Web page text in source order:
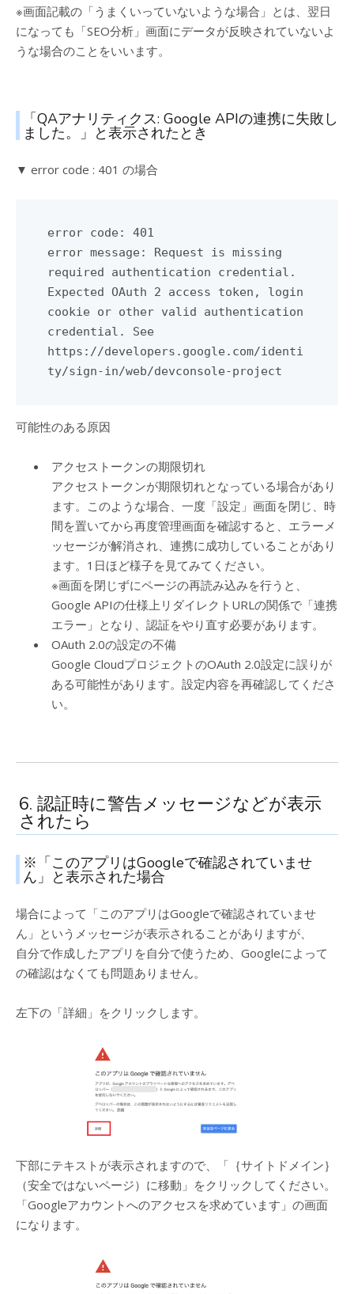
※画面記載の「うまくいっていないような場合」とは、翌日
になっても「SEO分析」画面にデータが反映されていないよ
うな場合のことをいいます。
「QAアナリティクス: Google APIの連携に失敗し
ました。」と表示されたとき
▼ error code : 401 の場合
error code: 401
error message: Request is missing
required authentication credential.
Expected OAuth 2 access token, login
cookie or other valid authentication
credential. See
https://developers.google.com/identi
ty/sign-in/web/devconsole-project
可能性のある原因
アクセストークンの期限切れ
アクセストークンが期限切れとなっている場合があり
ます。このような場合、一度「設定」画面を閉じ、時
間を置いてから再度管理画面を確認すると、エラーメ
ッセージが解消され、連携に成功していることがあり
ます。1日ほど様子を見てみてください。
※画面を閉じずにページの再読み込みを行うと、
Google APIの仕様上リダイレクトURLの関係で「連携
エラー」となり、認証をやり直す必要があります。
OAuth 2.0の設定の不備
Google CloudプロジェクトのOAuth 2.0設定に誤りが
ある可能性があります。設定内容を再確認してくださ
い。
6. 認証時に警告メッセージなどが表示
されたら
※「このアプリはGoogleで確認されていませ
ん」と表示された場合
場合によって「このアプリはGoogleで確認されていませ
ん」というメッセージが表示されることがありますが、
自分で作成したアプリを自分で使うため、Googleによって
の確認はなくても問題ありません。
左下の「詳細」をクリックします。
下部にテキストが表示されますので、「｛サイトドメイン｝
（安全ではないページ）に移動」をクリックしてください。
「Googleアカウントへのアクセスを求めています」の画面
になります。